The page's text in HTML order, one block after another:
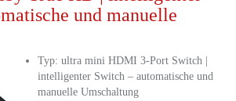
und manuelle
Typ: ultra mini HDMI 3-Port Switch |
intelligenter Switch – automatische und
manuelle Umschaltung